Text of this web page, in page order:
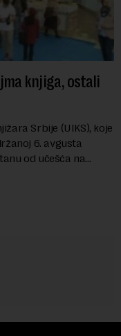
knjiga, ostali
Srbije (UIKS), koje
6. avgusta
od učešća na